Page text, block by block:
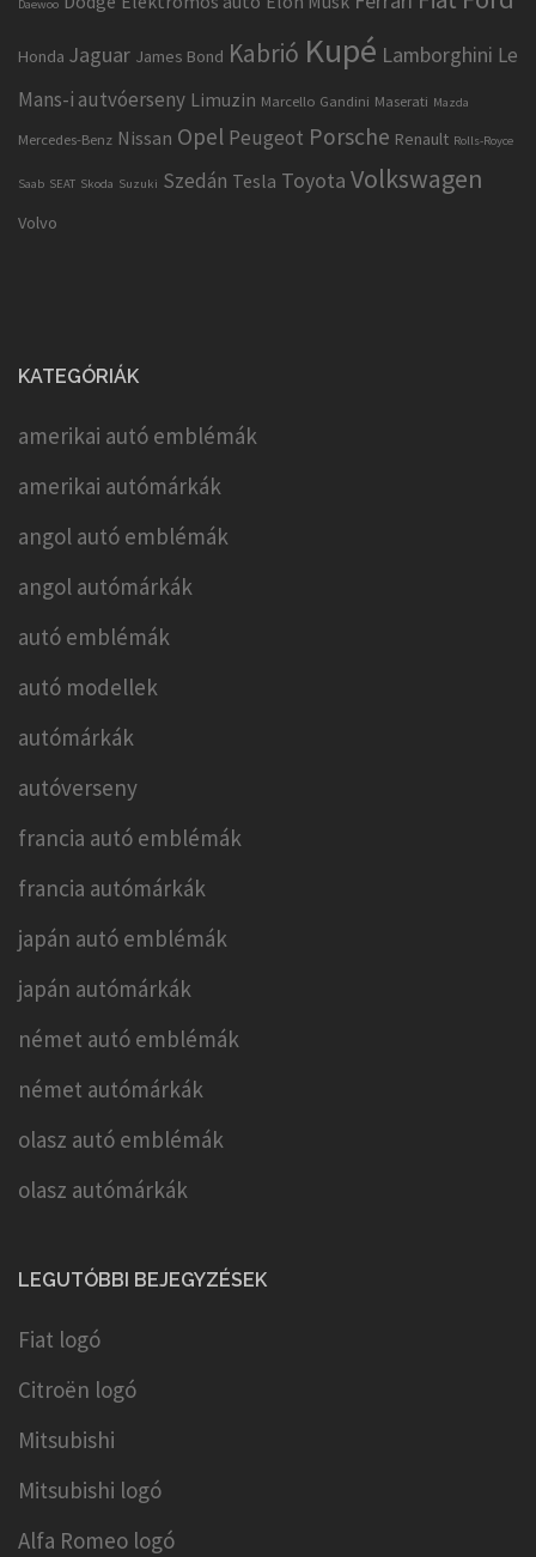
Daewoo
Honda Jaguar James Bond Kabrió Kupé Lamborghini Le
Mans-i autvóerseny Limuzin Marcello Gandini Maserati Mazda
Mercedes-Benz Nissan Opel Peugeot Porsche Renault Rolls-Royce
Saab SEAT Skoda Suzuki Szedán Tesla Toyota Volkswagen
Volvo
KATEGÓRIÁK
amerikai autó emblémák
amerikai autómárkák
angol autó emblémák
angol autómárkák
autó emblémák
autó modellek
autómárkák
autóverseny
francia autó emblémák
francia autómárkák
japán autó emblémák
japán autómárkák
német autó emblémák
német autómárkák
olasz autó emblémák
olasz autómárkák
LEGUTÓBBI BEJEGYZÉSEK
Fiat logó
Citroën logó
Mitsubishi
Mitsubishi logó
Alfa Romeo logó